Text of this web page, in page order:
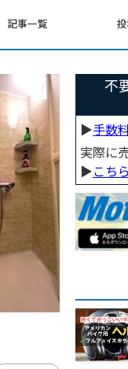
記事一覧
不
▶︎手数
実際に
▶︎こちら